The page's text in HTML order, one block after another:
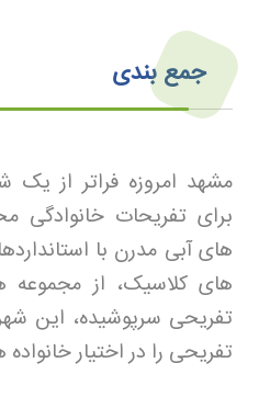
جمع بندی
مشهد امروزه فراتر از یک
برای تفریحات
های آبی مدرن با
های کلاسیک، از مجموعه
تفریحی سرپوشیده، این
تفریحی را در اختیار